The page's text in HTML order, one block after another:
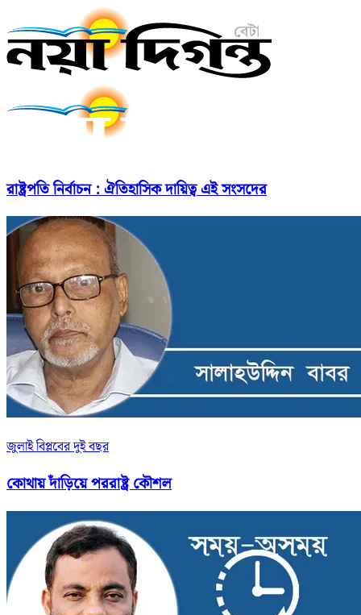
রাষ্ট্রপতি নির্বাচন : ঐতিহাসিক দায়িত্ব এই সংসদের
জুলাই বিপ্লবের দুই বছর
কোথায় দাঁড়িয়ে পররাষ্ট্র কৌশল